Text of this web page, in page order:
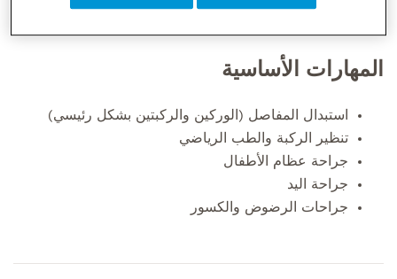
المهارات الأساسية
استبدال المفاصل (الوركين والركبتين بشكل رئيسي)
تنظير الركبة والطب الرياضي
جراحة عظام الأطفال
جراحة اليد
جراحات الرضوض والكسور